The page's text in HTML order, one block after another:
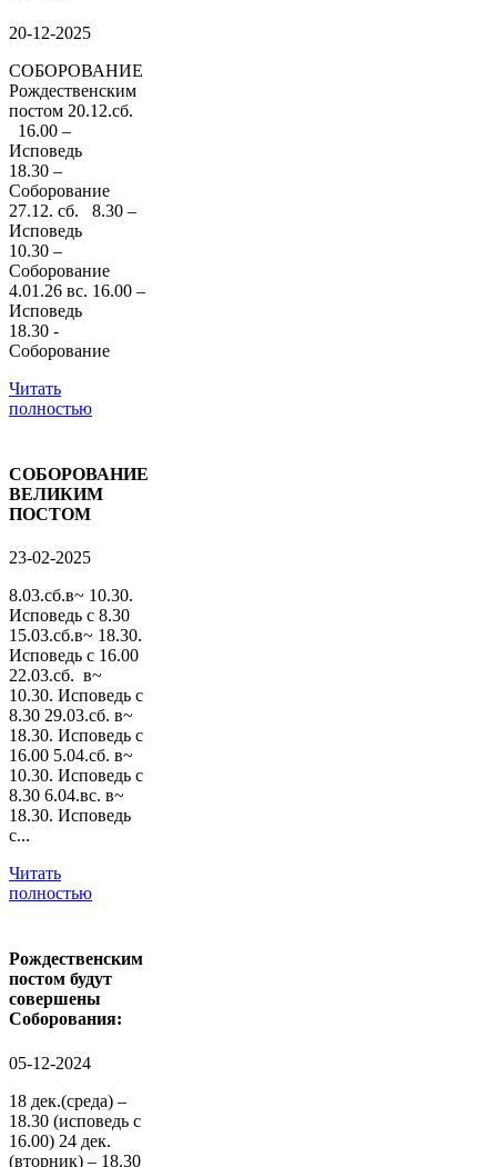
20-12-2025
СОБОРОВАНИЕ
Рождественским
постом 20.12.сб.
16.00 –
Исповедь
18.30 –
Соборование
27.12. сб. 8.30 –
Исповедь
10.30 –
Соборование
4.01.26 вс. 16.00 –
Исповедь
18.30 -
Соборование
Читать
полностью
СОБОРОВАНИЕ
ВЕЛИКИМ
ПОСТОМ
23-02-2025
8.03.сб.в~ 10.30.
Исповедь с 8.30
15.03.сб.в~ 18.30.
Исповедь с 16.00
22.03.сб. в~
10.30. Исповедь с
8.30 29.03.сб. в~
18.30. Исповедь с
16.00 5.04.сб. в~
10.30. Исповедь с
8.30 6.04.вс. в~
18.30. Исповедь
с...
Читать
полностью
Рождественским
постом будут
совершены
Соборования:
05-12-2024
18 дек.(среда) –
18.30 (исповедь с
16.00) 24 дек.
(вторник) – 18.30